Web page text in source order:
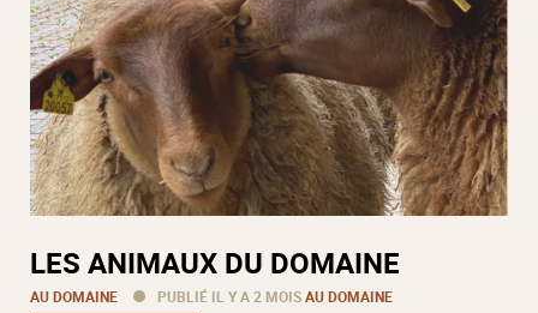
LES ANIMAUX DU DOMAINE
AU DOMAINE PUBLIÉ IL Y A 2 MOISAU DOMAINE